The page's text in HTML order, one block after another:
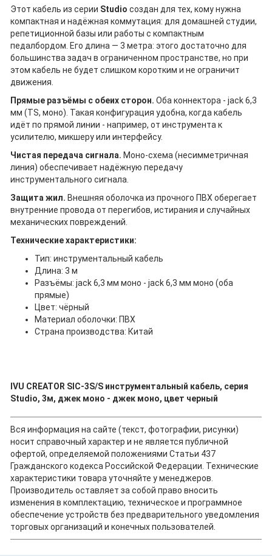
Этот кабель из серии Studioсоздан для тех, кому нужна
компактная и надёжная коммутация: для домашней студии,
репетиционной базы или работы с компактным
педалбордом. Его длина — 3 метра: этого достаточно для
большинства задач в ограниченном пространстве, но при
этом кабель не будет слишком коротким и не ограничит
движения.
Прямые разъёмы с обеих сторон. Оба коннектора - jack 6,3
мм (TS, моно). Такая конфигурация удобна, когда кабель
идёт по прямой линии - например, от инструмента к
усилителю, микшеру или интерфейсу.
Чистая передача сигнала. Моно-схема (несимметричная
линия) обеспечивает надёжную передачу
инструментального сигнала.
Защита жил. Внешняя оболочка из прочного ПВХ оберегает
внутренние провода от перегибов, истирания и случайных
механических повреждений.
Технические характеристики:
Тип: инструментальный кабель
Длина: 3 м
Разъёмы: jack 6,3 мм моно - jack 6,3 мм моно (оба
прямые)
Цвет: чёрный
Материал оболочки: ПВХ
Страна производства: Китай
IVU CREATOR SIC-3S/S инструментальный кабель, серия
Studio, 3м, джек моно - джек моно, цвет черный
Вся информация на сайте (текст, фотографии, рисунки)
носит справочный характер и не является публичной
офертой, определяемой положениями Статьи 437
Гражданского кодекса Российской Федерации. Технические
характеристики товара уточняйте у менеджеров.
Производитель оставляет за собой право вносить
изменения в комплектацию, техническое и программное
обеспечение устройств без предварительного уведомления
торговых организаций и конечных пользователей.